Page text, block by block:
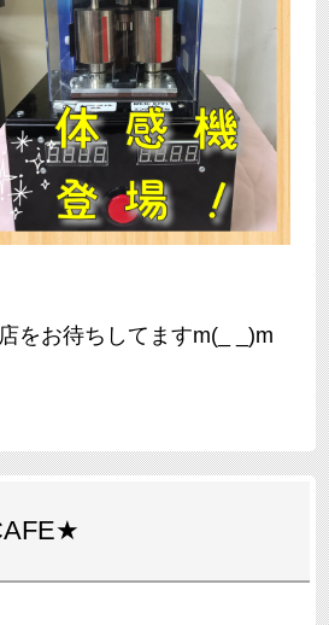
をお待ちしてますm(_ _)m